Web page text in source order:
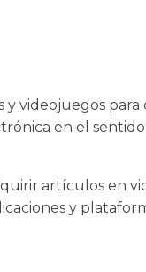
videojuegos para
en el
artículos en
y